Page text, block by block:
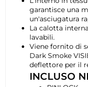
garantisce una
un'asciugatura
La calotta
lavabili.
Viene fornito di
Dark Smoke
deflettore per il
INCLUSO